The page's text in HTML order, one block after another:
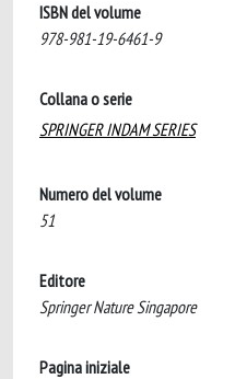
ISBN del volume
978-981-19-6461-9
Collana o serie
SPRINGER INDAM SERIES
Numero del volume
51
Editore
Springer Nature Singapore
Pagina iniziale